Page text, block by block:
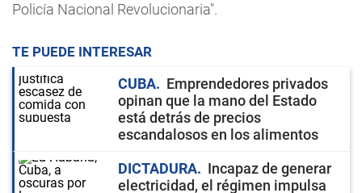
Policía Nacional Revolucionaria".
TE PUEDE INTERESAR
CUBA
Emprendedores privados
opinan que la mano del Estado
está detrás de precios
escandalosos en los alimentos
DICTADURA
Incapaz de generar
electricidad, el régimen impulsa